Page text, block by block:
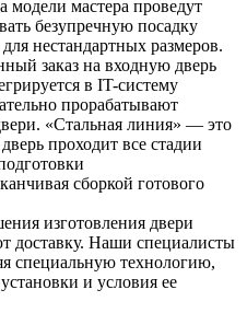
модели мастера проведут
безупречную посадку
нестандартных размеров.
заказ на входную дверь
в IT-систему
прорабатывают
«Стальная линия» — это
проходит все стадии
сборкой готового
изготовления двери
доставку. Наши специалисты
специальную технологию,
и условия ее